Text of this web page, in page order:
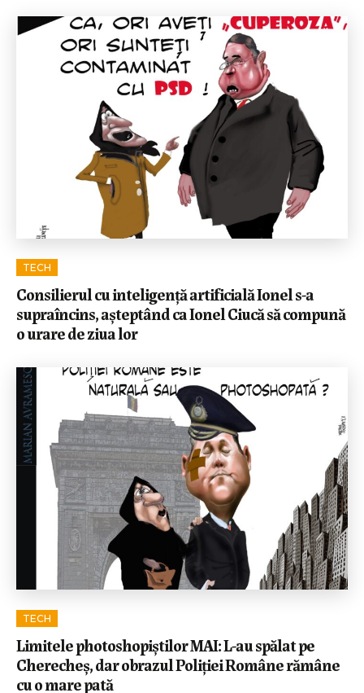
TECH
Consilierul cu inteligență artificială Ionel s-a
supraîncins, așteptând ca Ionel Ciucă să compună
o urare de ziua lor
TECH
Limitele photoshopiștilor MAI: L-au spălat pe
Cherecheș, dar obrazul Poliției Române rămâne
cu o mare pată